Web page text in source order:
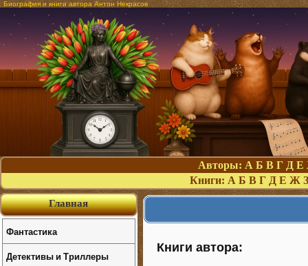
Биография и книги автора Антон Некрасов
Авторы: А Б В Г Д Е
Книги: А Б В Г Д Е Ж З
Книги автора:
Главная
Фантастика
Детективы и Триллеры